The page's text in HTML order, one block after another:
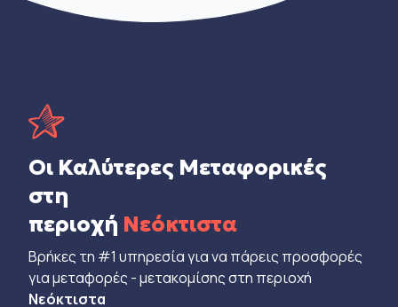
Οι Καλύτερες Μεταφορικές
στη
περιοχή Νεόκτιστα
Βρήκες τη #1 υπηρεσία για να πάρεις προσφορές
για μεταφορές - μετακομίσης στη περιοχή
Νεόκτιστα